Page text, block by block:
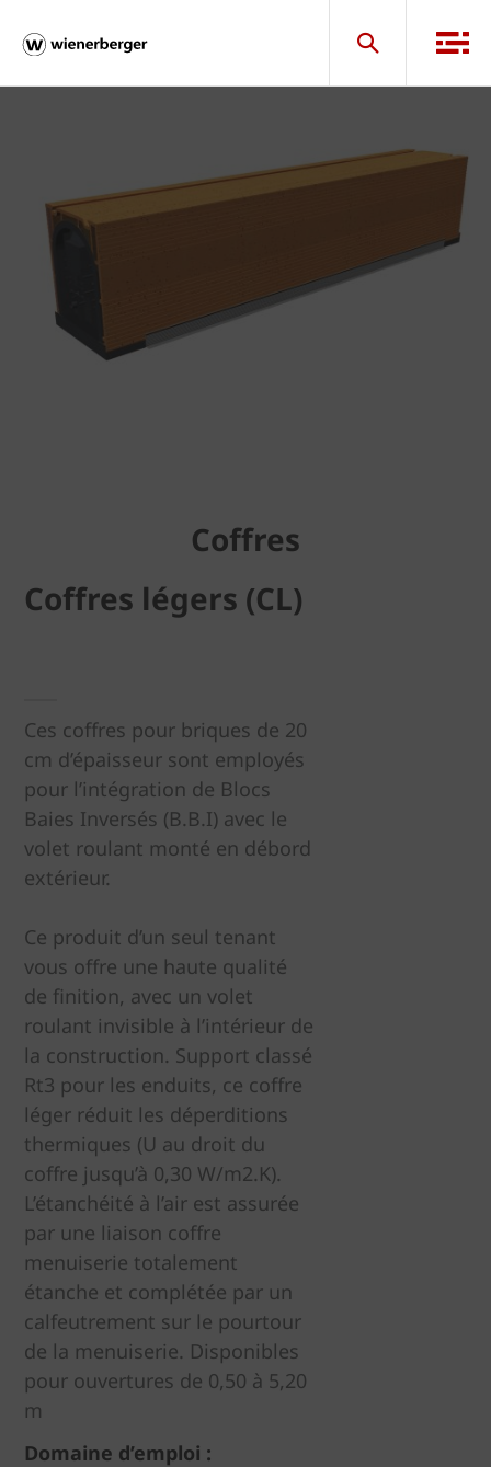
Coffres
Coffres légers (CL)
Ces coffres pour briques de 20
cm d’épaisseur sont employés
pour l’intégration de Blocs
Baies Inversés (B.B.I) avec le
volet roulant monté en débord
extérieur.
Ce produit d’un seul tenant
vous offre une haute qualité
de finition, avec un volet
roulant invisible à l’intérieur de
la construction. Support classé
Rt3 pour les enduits, ce coffre
léger réduit les déperditions
thermiques (U au droit du
coffre jusqu’à 0,30 W/m2.K).
L’étanchéité à l’air est assurée
par une liaison coffre
menuiserie totalement
étanche et complétée par un
calfeutrement sur le pourtour
de la menuiserie. Disponibles
pour ouvertures de 0,50 à 5,20
m
Domaine d’emploi :